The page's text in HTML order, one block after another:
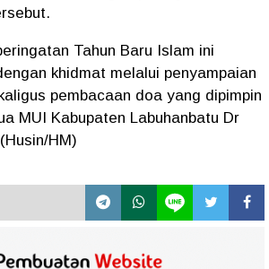
Tahun Baru Islam ini
khidmat melalui penyampaian
pembacaan doa yang dipimpin
MUI Kabupaten Labuhanbatu Dr
HM)